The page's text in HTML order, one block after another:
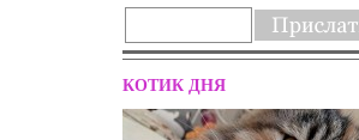
КОТИК ДНЯ